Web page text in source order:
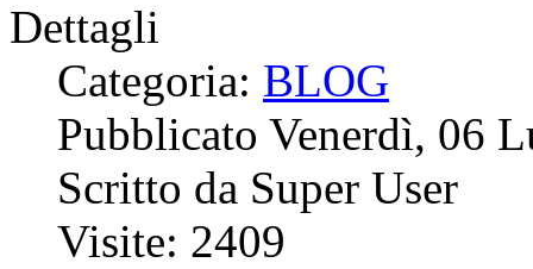
Dettagli
Categoria: BLOG
Pubblicato Venerdì, 06
Scritto da Super User
Visite: 2409